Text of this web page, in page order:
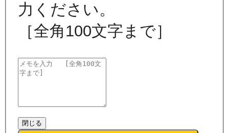
力ください。
［全角100文字まで］
閉じる